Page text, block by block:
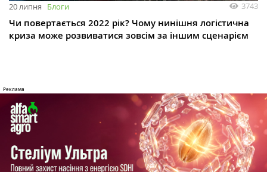
20 липня Блоги 3743
Чи повертається 2022 рік? Чому нинішня логістична
криза може розвиватися зовсім за іншим сценарієм